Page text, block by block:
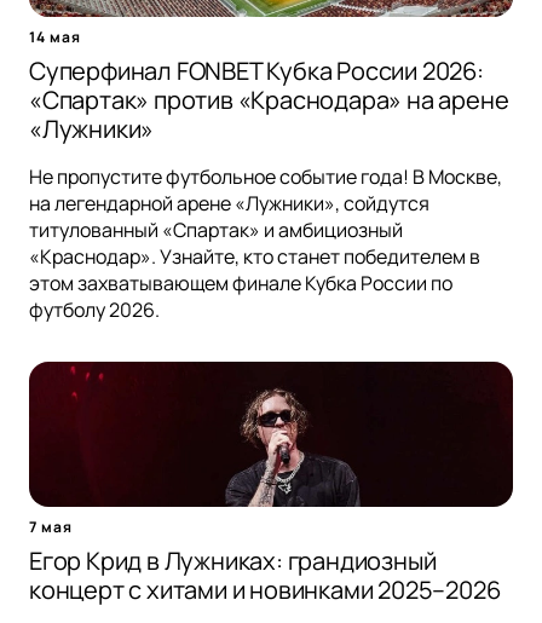
14 мая
Суперфинал FONBET Кубка России 2026:
«Спартак» против «Краснодара» на арене
«Лужники»
Не пропустите футбольное событие года! В Москве,
на легендарной арене «Лужники», сойдутся
титулованный «Спартак» и амбициозный
«Краснодар». Узнайте, кто станет победителем в
этом захватывающем финале Кубка России по
футболу 2026.
7 мая
Егор Крид в Лужниках: грандиозный
концерт с хитами и новинками 2025–2026